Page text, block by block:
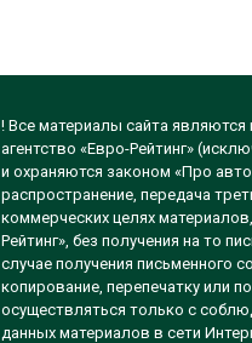
! Все материалы сайта являются
агентство «Евро-Рейтинг»
и охраняются законом «Про
распространение, передача
коммерческих целях
Рейтинг», без получения на то
случае получения письменного
копирование, перепечатку или
осуществляться только с
данных материалов в сети